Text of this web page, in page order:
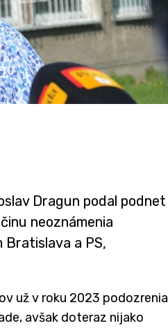
Dragun podal podnet
neoznámenia
a PS,
už v roku 2023 podozrenia
avšak doteraz nijako